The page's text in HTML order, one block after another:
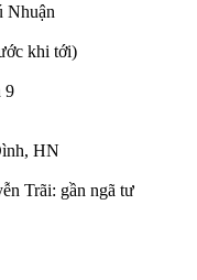
Nhuận
khi tới)
9
HN
Trãi: gần ngã tư